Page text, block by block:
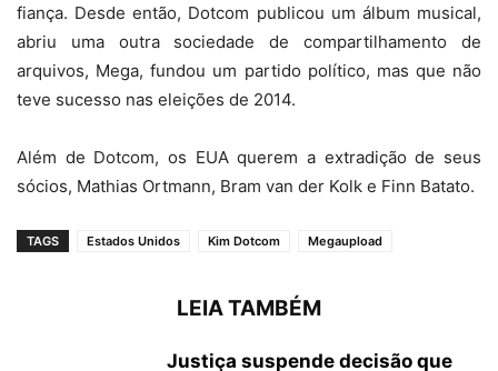
fiança. Desde então, Dotcom publicou um álbum musical,
abriu uma outra sociedade de compartilhamento de
arquivos, Mega, fundou um partido político, mas que não
teve sucesso nas eleições de 2014.
Além de Dotcom, os EUA querem a extradição de seus
sócios, Mathias Ortmann, Bram van der Kolk e Finn Batato.
TAGS Estados Unidos Kim Dotcom Megaupload
LEIA TAMBÉM
Justiça suspende decisão que